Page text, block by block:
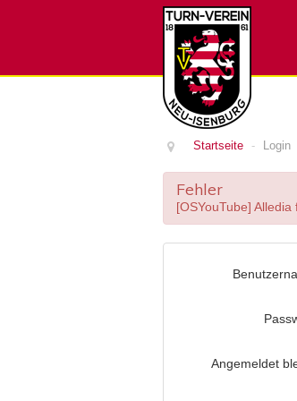
Startseite - Login
Fehler
[OSYouTube]
Angemeldet